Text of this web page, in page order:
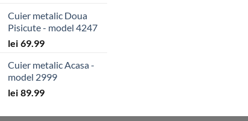
Cuier metalic Doua
Pisicute - model 4247
lei 69.99
Cuier metalic Acasa -
model 2999
lei 89.99